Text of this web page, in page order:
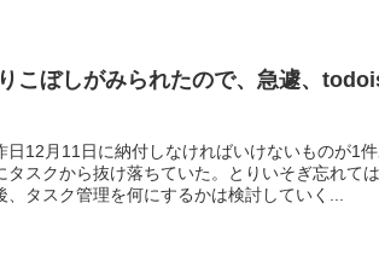
こぼしがみられたので、急遽、
日12月11日に納付しなければいけないものが1
タスクから抜け落ちていた。とりいそぎ忘れて
タスク管理を何にするかは検討していく...